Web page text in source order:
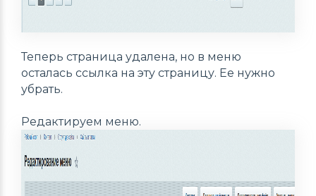
Теперь страница удалена, но в меню
осталась ссылка на эту страницу. Ее нужно
убрать.
Редактируем меню.